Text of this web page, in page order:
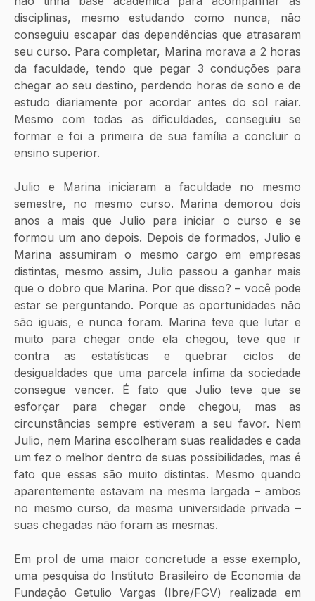
disciplinas, mesmo estudando como nunca, não
conseguiu escapar das dependências que atrasaram
seu curso. Para completar, Marina morava a 2 horas
da faculdade, tendo que pegar 3 conduções para
chegar ao seu destino, perdendo horas de sono e de
estudo diariamente por acordar antes do sol raiar.
Mesmo com todas as dificuldades, conseguiu se
formar e foi a primeira de sua família a concluir o
ensino superior.
Julio e Marina iniciaram a faculdade no mesmo
semestre, no mesmo curso. Marina demorou dois
anos a mais que Julio para iniciar o curso e se
formou um ano depois. Depois de formados, Julio e
Marina assumiram o mesmo cargo em empresas
distintas, mesmo assim, Julio passou a ganhar mais
que o dobro que Marina. Por que disso? – você pode
estar se perguntando. Porque as oportunidades não
são iguais, e nunca foram. Marina teve que lutar e
muito para chegar onde ela chegou, teve que ir
contra as estatísticas e quebrar ciclos de
desigualdades que uma parcela ínfima da sociedade
consegue vencer. É fato que Julio teve que se
esforçar para chegar onde chegou, mas as
circunstâncias sempre estiveram a seu favor. Nem
Julio, nem Marina escolheram suas realidades e cada
um fez o melhor dentro de suas possibilidades, mas é
fato que essas são muito distintas. Mesmo quando
aparentemente estavam na mesma largada – ambos
no mesmo curso, da mesma universidade privada –
suas chegadas não foram as mesmas.
Em prol de uma maior concretude a esse exemplo,
uma pesquisa do Instituto Brasileiro de Economia da
Fundação Getulio Vargas (Ibre/FGV) realizada em